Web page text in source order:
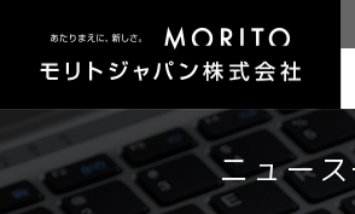
社
ニュー